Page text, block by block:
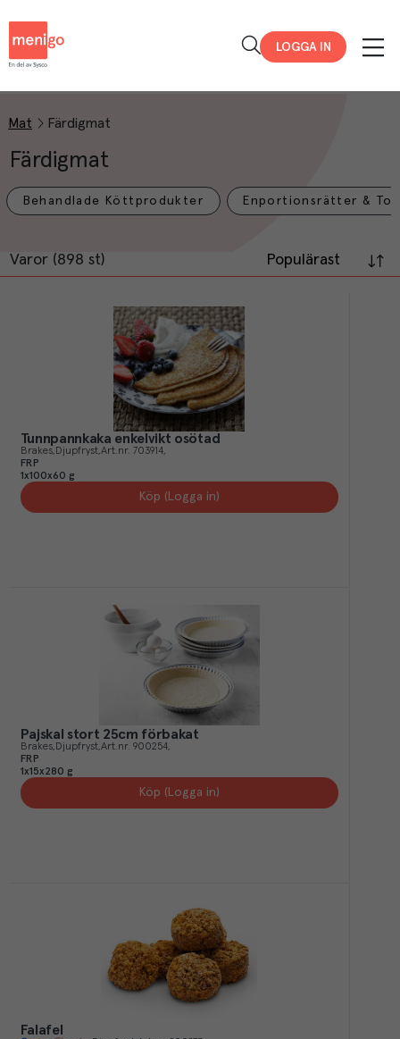
LOGGA IN
Mat Färdigmat
Färdigmat
Behandlade Köttprodukter Enportionsrätter &
Varor (898 st) Populärast
Tunnpannkaka enkelvikt osötad
Brakes Djupfryst Art.nr. 703914
FRP
1x100x60 g
Köp (Logga in)
Pajskal stort 25cm förbakat
Brakes Djupfryst Art.nr. 900254
FRP
1x15x280 g
Köp (Logga in)
Falafel